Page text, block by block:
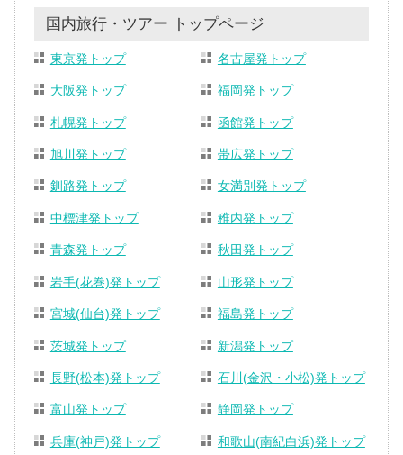
国内旅行・ツアー トップページ
東京発トップ 名古屋発トップ
大阪発トップ 福岡発トップ
札幌発トップ 函館発トップ
旭川発トップ 帯広発トップ
釧路発トップ 女満別発トップ
中標津発トップ 稚内発トップ
青森発トップ 秋田発トップ
岩手(花巻)発トップ 山形発トップ
宮城(仙台)発トップ 福島発トップ
茨城発トップ 新潟発トップ
長野(松本)発トップ 石川(金沢・小松)発トップ
富山発トップ 静岡発トップ
兵庫(神戸)発トップ 和歌山(南紀白浜)発トップ